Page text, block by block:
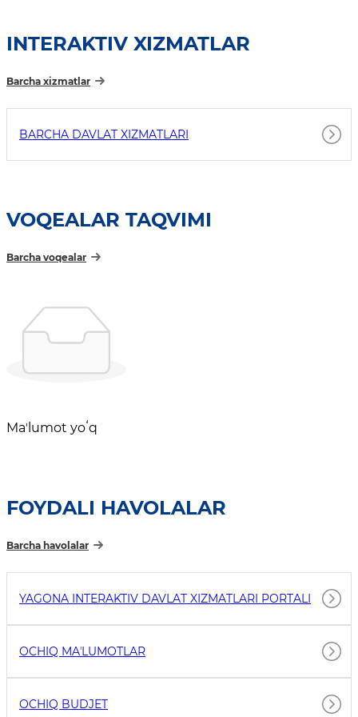
INTERAKTIV XIZMATLAR
Barcha xizmatlar
BARCHA DAVLAT XIZMATLARI
VOQEALAR TAQVIMI
Barcha voqealar
Maʼlumot yoʻq
FOYDALI HAVOLALAR
Barcha havolalar
YAGONA INTERAKTIV DAVLAT XIZMATLARI PORTALI
OCHIQ MAʼLUMOTLAR
OCHIQ BUDJET